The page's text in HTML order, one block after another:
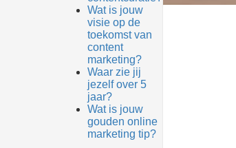
Wat is jouw
visie op de
toekomst van
content
marketing?
Waar zie jij
jezelf over 5
jaar?
Wat is jouw
gouden online
marketing tip?